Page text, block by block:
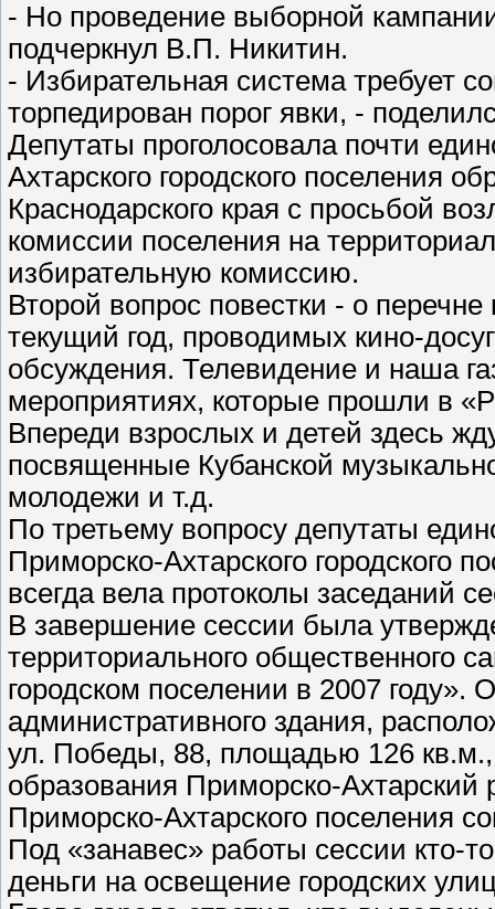
- Но проведение выборной
подчеркнул В.П. Никитин.
- Избирательная система требует
торпедирован порог явки, -
Депутаты проголосовала почти
Ахтарского городского поселения
Краснодарского края с просьбой
комиссии поселения на
избирательную комиссию.
Второй вопрос повестки - о
текущий год, проводимых кино-
обсуждения. Телевидение и наша
мероприятиях, которые прошли в
Впереди взрослых и детей здесь
посвященные Кубанской
молодежи и т.д.
По третьему вопросу депутаты
Приморско-Ахтарского городского
всегда вела протоколы заседаний
В завершение сессии была
территориального общественного
городском поселении в 2007 году».
административного здания,
ул. Победы, 88, площадью 126 кв.м.,
образования Приморско-Ахтарский
Приморско-Ахтарского поселения
Под «занавес» работы сессии кто-
деньги на освещение городских